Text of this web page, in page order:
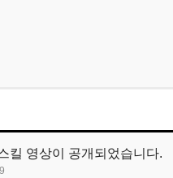
킬 영상이 공개되었습니다.